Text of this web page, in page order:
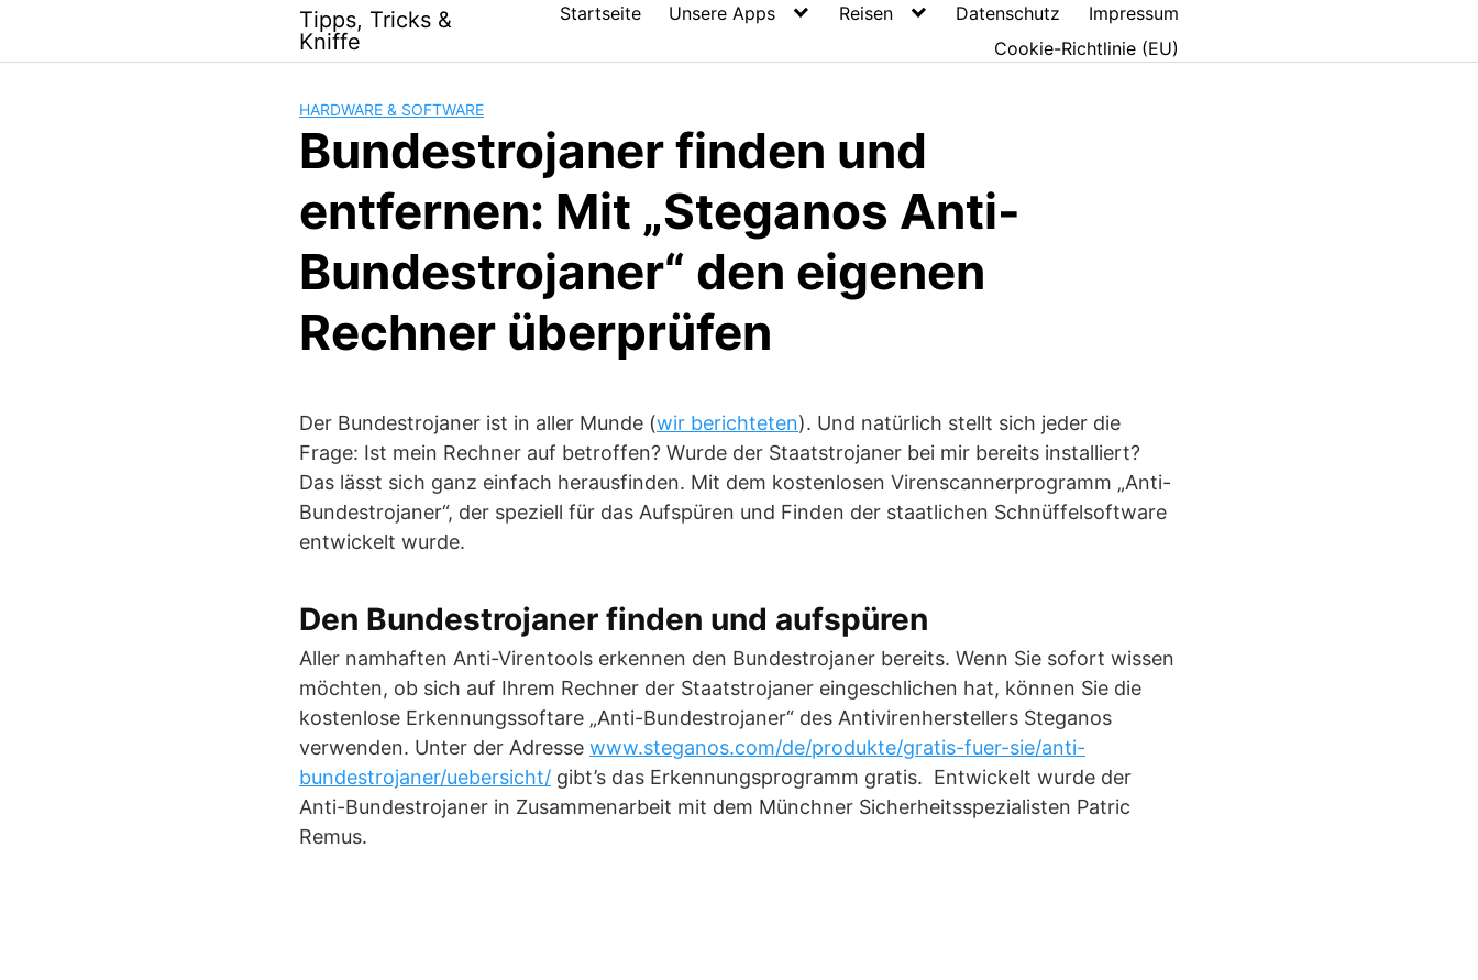
content
Tipps, Tricks &
Kniffe
Startseite Unsere Apps Reisen Datenschutz
Impressum
Cookie-Richtlinie (EU)
HARDWARE & SOFTWARE
Bundestrojaner finden und
entfernen: Mit „Steganos Anti-
Bundestrojaner“ den eigenen
Rechner überprüfen
Der Bundestrojaner ist in aller Munde (wir berichteten). Und natürlich stellt sich jeder die
Frage: Ist mein Rechner auf betroffen? Wurde der Staatstrojaner bei mir bereits installiert?
Das lässt sich ganz einfach herausfinden. Mit dem kostenlosen Virenscannerprogramm „Anti-
Bundestrojaner“, der speziell für das Aufspüren und Finden der staatlichen Schnüffelsoftware
entwickelt wurde.
Den Bundestrojaner finden und aufspüren
Aller namhaften Anti-Virentools erkennen den Bundestrojaner bereits. Wenn Sie sofort wissen
möchten, ob sich auf Ihrem Rechner der Staatstrojaner eingeschlichen hat, können Sie die
kostenlose Erkennungssoftare „Anti-Bundestrojaner“ des Antivirenherstellers Steganos
verwenden. Unter der Adresse www.steganos.com/de/produkte/gratis-fuer-sie/anti-
bundestrojaner/uebersicht/ gibt’s das Erkennungsprogramm gratis. Entwickelt wurde der
Anti-Bundestrojaner in Zusammenarbeit mit dem Münchner Sicherheitsspezialisten Patric
Remus.